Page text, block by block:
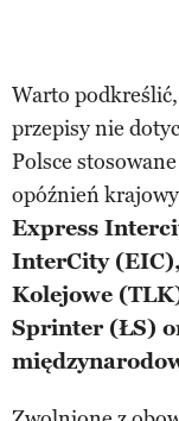
Warto
przepisy nie
Polsce
opóźnień
Express
InterCity
Kolejowe
Sprinter (ŁS)